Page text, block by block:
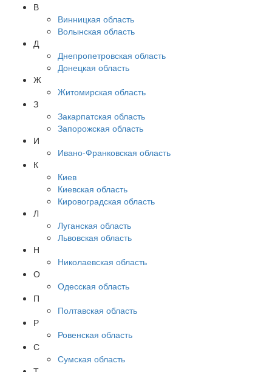
В
Винницкая область
Волынская область
Д
Днепропетровская область
Донецкая область
Ж
Житомирская область
З
Закарпатская область
Запорожская область
И
Ивано-Франковская область
К
Киев
Киевская область
Кировоградская область
Л
Луганская область
Львовская область
Н
Николаевская область
О
Одесская область
П
Полтавская область
Р
Ровенская область
С
Сумская область